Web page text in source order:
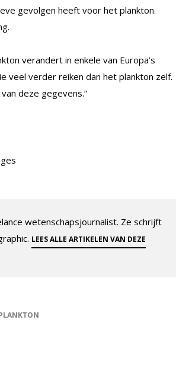
gevolgen heeft voor het plankton.
verandert in enkele van Europa’s
veel verder reiken dan het plankton zelf.
deze gegevens.”
wetenschapsjournalist. Ze schrijft
LEES ALLE ARTIKELEN VAN DEZE